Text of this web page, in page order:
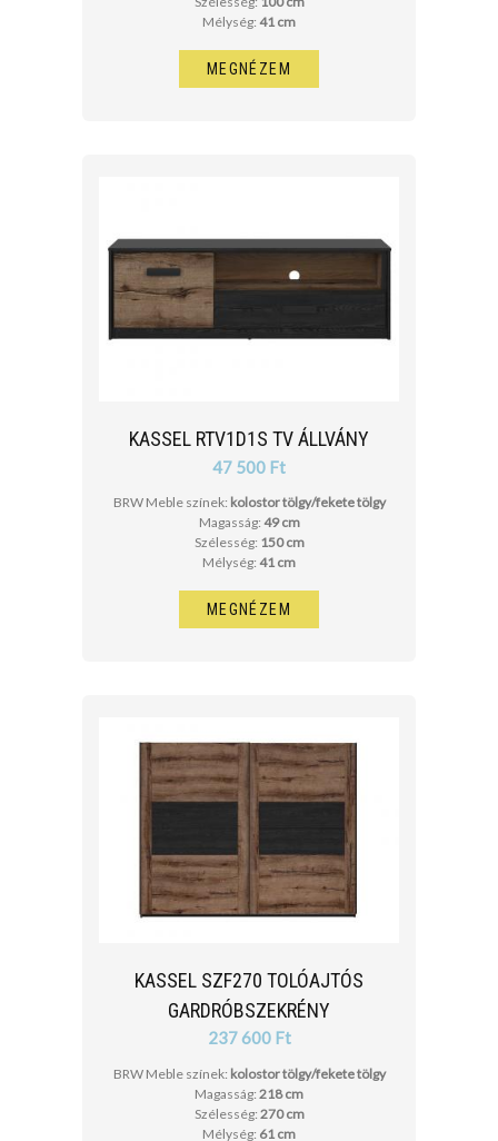
Mélység: 41 cm
MEGNÉZEM
KASSEL RTV1D1S TV ÁLLVÁNY
47 500 Ft
BRW Meble színek: kolostor tölgy/fekete tölgy
Magasság: 49 cm
Szélesség: 150 cm
Mélység: 41 cm
MEGNÉZEM
KASSEL SZF270 TOLÓAJTÓS
GARDRÓBSZEKRÉNY
237 600 Ft
BRW Meble színek: kolostor tölgy/fekete tölgy
Magasság: 218 cm
Szélesség: 270 cm
Mélység: 61 cm